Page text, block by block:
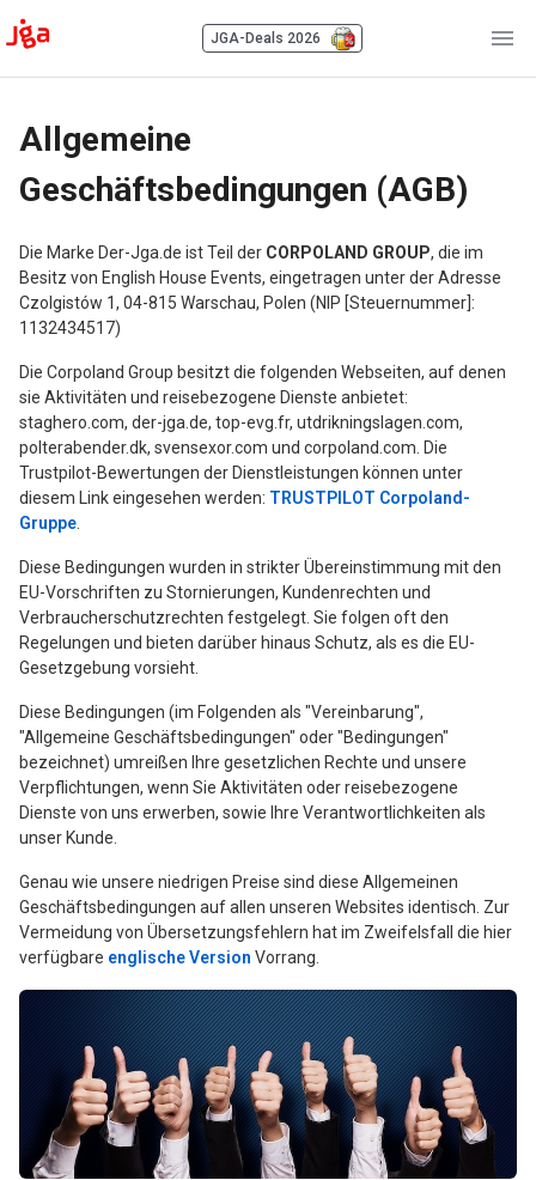
JGA-Deals 2026
Allgemeine
Geschäftsbedingungen (AGB)
Die Marke Der-Jga.de ist Teil der CORPOLAND GROUP, die im
Besitz von English House Events, eingetragen unter der Adresse
Czolgistów 1, 04-815 Warschau, Polen (NIP [Steuernummer]:
1132434517)
Die Corpoland Group besitzt die folgenden Webseiten, auf denen
sie Aktivitäten und reisebezogene Dienste anbietet:
staghero.com, der-jga.de, top-evg.fr, utdrikningslagen.com,
polterabender.dk, svensexor.com und corpoland.com. Die
Trustpilot-Bewertungen der Dienstleistungen können unter
diesem Link eingesehen werden: TRUSTPILOT Corpoland-
Gruppe
Diese Bedingungen wurden in strikter Übereinstimmung mit den
EU-Vorschriften zu Stornierungen, Kundenrechten und
Verbraucherschutzrechten festgelegt. Sie folgen oft den
Regelungen und bieten darüber hinaus Schutz, als es die EU-
Gesetzgebung vorsieht.
Diese Bedingungen (im Folgenden als "Vereinbarung",
"Allgemeine Geschäftsbedingungen" oder "Bedingungen"
bezeichnet) umreißen Ihre gesetzlichen Rechte und unsere
Verpflichtungen, wenn Sie Aktivitäten oder reisebezogene
Dienste von uns erwerben, sowie Ihre Verantwortlichkeiten als
unser Kunde.
Genau wie unsere niedrigen Preise sind diese Allgemeinen
Geschäftsbedingungen auf allen unseren Websites identisch. Zur
Vermeidung von Übersetzungsfehlern hat im Zweifelsfall die hier
verfügbare englische Version Vorrang.